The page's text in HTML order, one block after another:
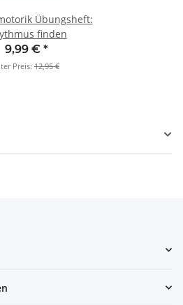
Übungsheft:
finden
9,99 € *
Preis: 12,95 €